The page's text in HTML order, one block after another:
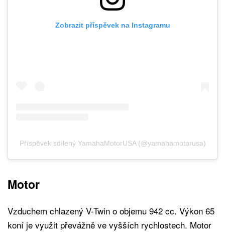
Zobrazit příspěvek na Instagramu
Příspěvek sdílený YamahaMotorUSA (@yamahamotorusa)
Motor
Vzduchem chlazený V-Twin o objemu 942 cc. Výkon 65
koní je využit převážně ve vyšších rychlostech. Motor